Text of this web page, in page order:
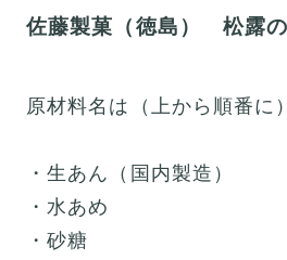
佐藤製菓（徳島） 松露
原材料名は（上から順番に）
・生あん（国内製造）
・水あめ
・砂糖